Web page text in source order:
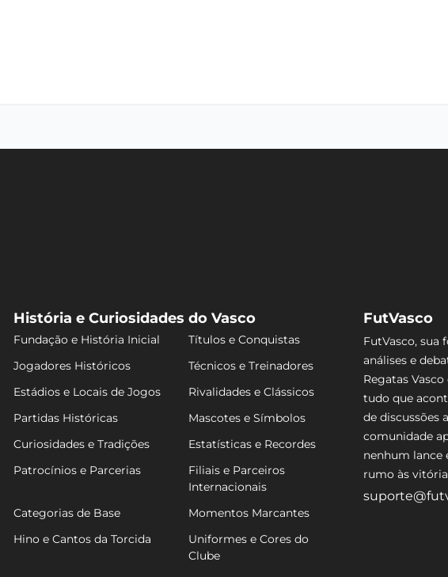
História e Curiosidades do Vasco
Fundação e História Inicial
Títulos e Conquistas
Jogadores Históricos
Técnicos e Treinadores
Estádios e Locais de Jogos
Rivalidades e Clássicos
Partidas Históricas
Mascotes e Símbolos
Curiosidades e Tradições
Estatísticas e Recordes
Patrocínios e Parcerias
Filiais e Parceiros
Internacionais
Categorias de Base
Momentos Marcantes
Hino e Cantos da Torcida
Uniformes e Cores do
Clube
FutVasco
FutVasco, sua
análises e
Regatas
tudo que
de discussões
comunidade
nenhum lance
rumo às